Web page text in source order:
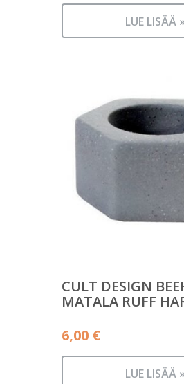
LUE LISÄÄ
CULT DESIGN
MATALA RUFF
6,00 €
LUE LISÄÄ